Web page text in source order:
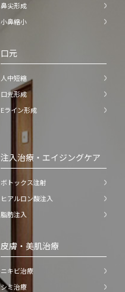
鼻尖形成
小鼻縮小
口元
人中短縮
口元形成
Eライン形成
注入治療・エイジングケア
ボトックス注射
ヒアルロン酸注入
脂肪注入
皮膚・美肌治療
ニキビ治療
シミ治療